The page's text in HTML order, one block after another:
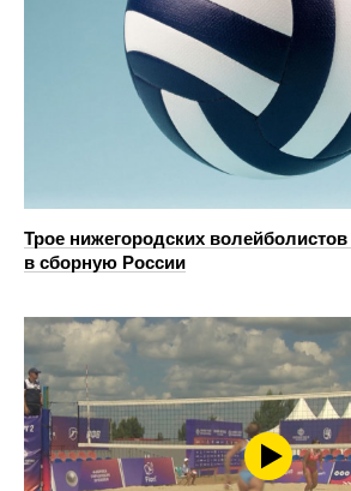
Трое нижегородских
в сборную России